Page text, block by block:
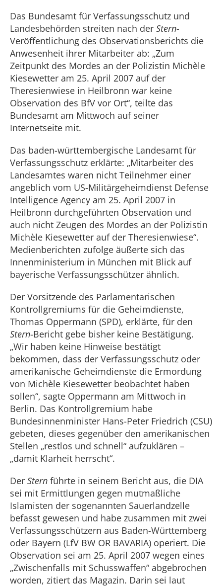
Das Bundesamt für Verfassungsschutz und
Landesbehörden streiten nach der Stern-
Veröffentlichung des Observationsberichts die
Anwesenheit ihrer Mitarbeiter ab: „Zum
Zeitpunkt des Mordes an der Polizistin Michèle
Kiesewetter am 25. April 2007 auf der
Theresienwiese in Heilbronn war keine
Observation des BfV vor Ort“, teilte das
Bundesamt am Mittwoch auf seiner
Internetseite mit.
Das baden-württembergische Landesamt für
Verfassungsschutz erklärte: „Mitarbeiter des
Landesamtes waren nicht Teilnehmer einer
angeblich vom US-Militärgeheimdienst Defense
Intelligence Agency am 25. April 2007 in
Heilbronn durchgeführten Observation und
auch nicht Zeugen des Mordes an der Polizistin
Michèle Kiesewetter auf der Theresienwiese“.
Medienberichten zufolge äußerte sich das
Innenministerium in München mit Blick auf
bayerische Verfassungsschützer ähnlich.
Der Vorsitzende des Parlamentarischen
Kontrollgremiums für die Geheimdienste,
Thomas Oppermann (SPD), erklärte, für den
Stern-Bericht gebe bisher keine Bestätigung.
„Wir haben keine Hinweise bestätigt
bekommen, dass der Verfassungsschutz oder
amerikanische Geheimdienste die Ermordung
von Michèle Kiesewetter beobachtet haben
sollen“, sagte Oppermann am Mittwoch in
Berlin. Das Kontrollgremium habe
Bundesinnenminister Hans-Peter Friedrich (CSU)
gebeten, dieses gegenüber den amerikanischen
Stellen „restlos und schnell“ aufzuklären –
„damit Klarheit herrscht“.
Der Stern führte in seinem Bericht aus, die DIA
sei mit Ermittlungen gegen mutmaßliche
Islamisten der sogenannten Sauerlandzelle
befasst gewesen und habe zusammen mit zwei
Verfassungsschützern aus Baden-Württemberg
oder Bayern (LfV BW OR BAVARIA) operiert. Die
Observation sei am 25. April 2007 wegen eines
„Zwischenfalls mit Schusswaffen“ abgebrochen
worden, zitiert das Magazin. Darin sei laut